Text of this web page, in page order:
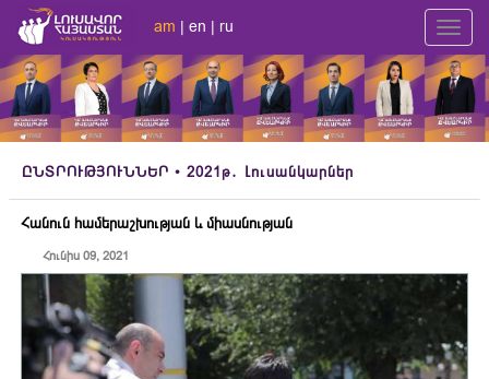
am | en | ru
ԸՆՏՐՈՒԹՅՈՒՆՆԵՐ • 2021թ․ Լուսանկարներ
Հանուն համերաշխության և միասնության
Հունիս 09, 2021